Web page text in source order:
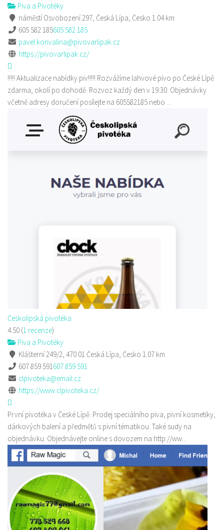
Piva a Pivotéky
náměstí Osvobození 297, Česká Lípa, Česko 1.04 km
605 582 185605 582 185
pavel.konvalina@pivovarlipak.cz
https://pivovarlipak.cz/
!!!!! Aktualizace nabídky piv!!!!! Rozvážíme lahvové pivo po České Lípě
zdarma, okolí po dohodě. Rozvoz každý den v 19:30. Objednávky
včetně adresy doručení posílejte na 605582185 nebo ...
Českolipská pivotéka
4.50 (1 recenze)
Piva a Pivotéky
Klášterní 249/2, 470 01 Česká Lípa, Česko 1.07 km
607 859 591607 859 591
clpivoteka@email.cz
https://www.clpivoteka.cz/
První pivotéka v České Lípě. Prodej speciálního piva, pivní kosmetiky,
dárkových balení a předmětů s pivní tématikou. Také sudy na
objednávku. Objednávejte online s dovozem na http://ww...